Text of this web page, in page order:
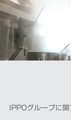
IPPOグループに